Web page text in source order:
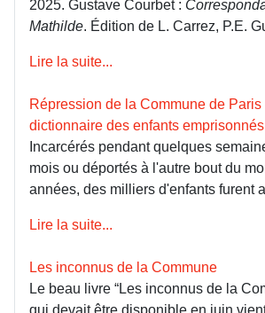
2025. Gustave Courbet :
Mathilde. Édition de L. Carrez, P.E.
Lire la suite...
Répression de la Commune de Paris
dictionnaire des enfants
Incarcérés pendant quelques
mois ou déportés à l'autre bout du
années, des milliers d'enfants furent
Lire la suite...
Les inconnus de la Commune
Le beau livre “Les inconnus de la